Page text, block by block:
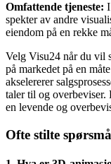
Omfattende tjeneste:
spekter av andre
eiendom på en rekke
Velg Visu24 når du vil
på markedet på en
akselererer
taler til og overbeviser.
en levende og
Ofte stilte